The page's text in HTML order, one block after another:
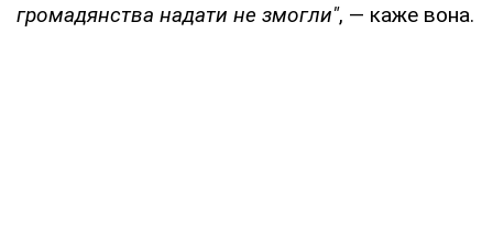
громадянства надати не змогли", — каже вона.